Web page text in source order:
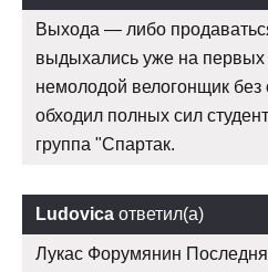
Выхода — либо
выдыхались уже на первых
немолодой велогонщик
обходил полных сил
группа "Спартак.
Ludovica ответил(а)
Лукас Форумянин